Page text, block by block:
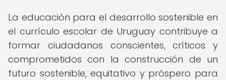
La educación para el desarrollo sostenible en
el currículo escolar de Uruguay contribuye a
formar ciudadanos conscientes, críticos y
comprometidos con la construcción de un
futuro sostenible, equitativo y próspero para